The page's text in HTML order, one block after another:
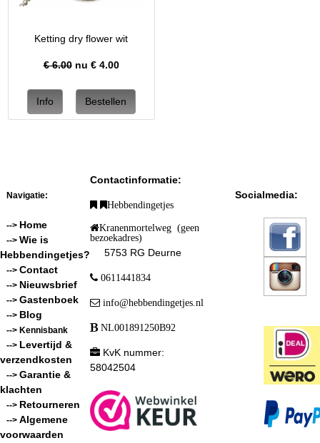
Ketting dry flower wit
€ 6.00nu € 4.00
Navigatie:
--> Home
--> Wie is
Hebbendingetjes?
--> Contact
--> Nieuwsbrief
--> Gastenboek
--> Blog
--> Kennisbank
--> Levertijd &
verzendkosten
--> Garantie &
klachten
--> Retourneren
--> Algemene
voorwaarden
Contactinformatie:
Hebbendingetjes
Kranenmortelweg (geen
bezoekadres)
5753 RG Deurne
0611441834
info@hebbendingetjes.nl
NL001891250B92
KvK nummer:
58042504
Socialmedia: